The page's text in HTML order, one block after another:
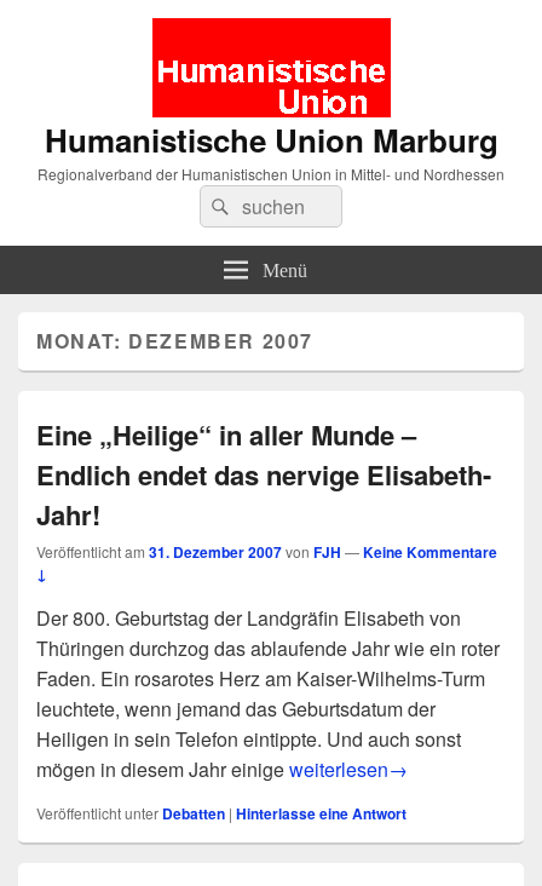
Humanistische Union Marburg
Regionalverband der Humanistischen Union in Mittel- und Nordhessen
Suche
nach:
Suchen
Menü
MONAT: DEZEMBER 2007
Eine „Heilige“ in aller Munde –
Endlich endet das nervige Elisabeth-
Jahr!
Veröffentlicht am 31. Dezember 2007von FJH —Keine Kommentare
↓
Der 800. Geburtstag der Landgräfin Elisabeth von
Thüringen durchzog das ablaufende Jahr wie ein roter
Faden. Ein rosarotes Herz am Kaiser-Wilhelms-Turm
leuchtete, wenn jemand das Geburtsdatum der
Heiligen in sein Telefon eintippte. Und auch sonst
mögen in diesem Jahr einigeEine „Heilige“ in aller
weiterlesen→
Veröffentlicht unter Debatten | Hinterlasse eine Antwort